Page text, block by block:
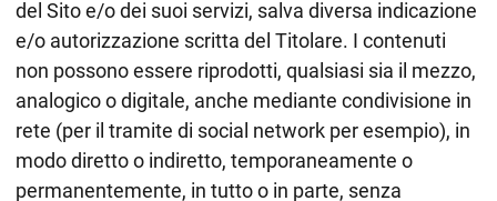
del Sito e/o dei suoi servizi, salva diversa indicazione
e/o autorizzazione scritta del Titolare. I contenuti
non possono essere riprodotti, qualsiasi sia il mezzo,
analogico o digitale, anche mediante condivisione in
rete (per il tramite di social network per esempio), in
modo diretto o indiretto, temporaneamente o
permanentemente, in tutto o in parte, senza